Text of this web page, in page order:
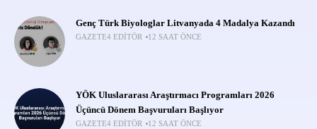
Genç Türk Biyologlar Litvanyada 4 Madalya Kazandı
GAZETE4 EDITÖR 12 SAAT ÖNCE
YÖK Uluslararası Araştırmacı Programları 2026
Üçüncü Dönem Başvuruları Başlıyor
GAZETE4 EDITÖR 12 SAAT ÖNCE